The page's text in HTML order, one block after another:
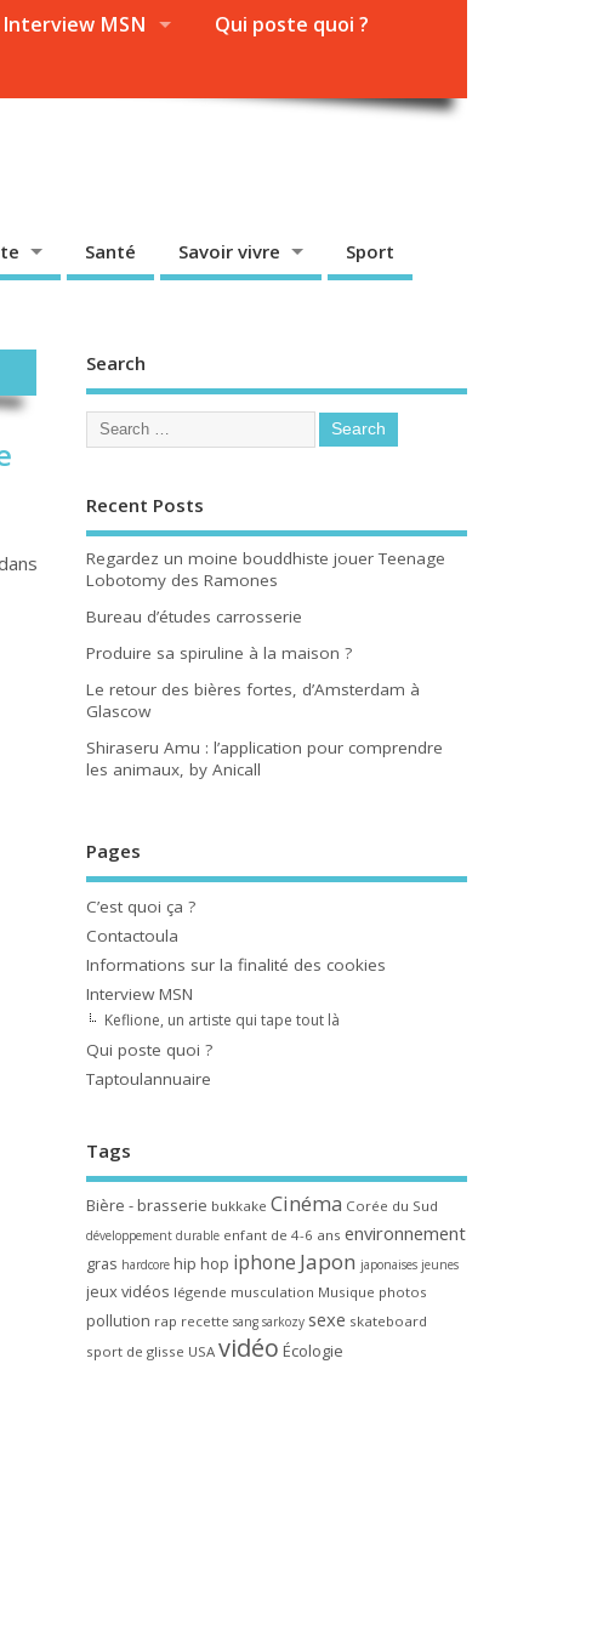
Interview MSN
Qui poste quoi ?
Santé Savoir vivre Sport
Search
Recent Posts
Regardez un moine bouddhiste jouer Teenage
Lobotomy des Ramones
Bureau d’études carrosserie
Produire sa spiruline à la maison ?
Le retour des bières fortes, d’Amsterdam à
Glascow
Shiraseru Amu : l’application pour comprendre
les animaux, by Anicall
Pages
C’est quoi ça ?
Contactoula
Informations sur la finalité des cookies
Interview MSN
Keflione, un artiste qui tape tout là
Qui poste quoi ?
Taptoulannuaire
Tags
Bière - brasserie bukkake Cinéma Corée du Sud
développement durable enfant de 4-6 ans environnement
gras hardcore hip hop iphone Japon japonaises jeunes
jeux vidéos légende musculation Musique photos
pollution rap recette sang sarkozy sexe skateboard
sport de glisse USA vidéo Écologie